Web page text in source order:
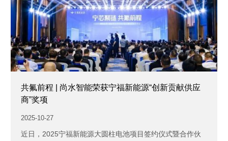
共氟前程 | 尚水智能荣获宁福新能源“创新贡献供应
商”奖项
2025-10-27
近日，2025宁福新能源大圆柱电池项目签约仪式暨合作伙